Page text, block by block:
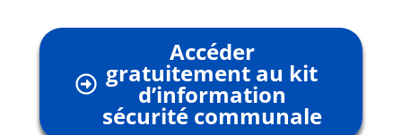
Accéder
gratuitement au kit
d’information
sécurité communale